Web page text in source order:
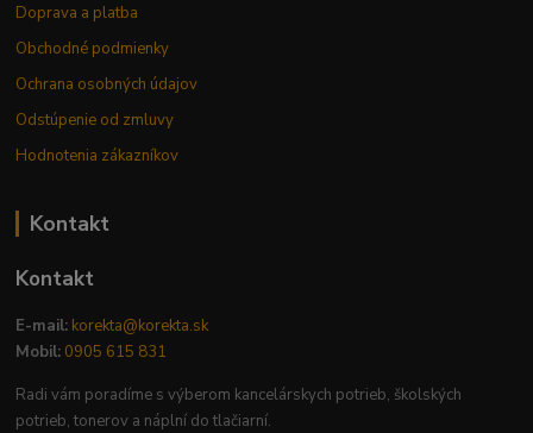
Doprava a platba
Obchodné podmienky
Ochrana osobných údajov
Odstúpenie od zmluvy
Hodnotenia zákazníkov
Kontakt
Kontakt
E-mail: korekta@korekta.sk
Mobil: 0905 615 831
Radi vám poradíme s výberom kancelárskych potrieb, školských
potrieb, tonerov a náplní do tlačiarní.